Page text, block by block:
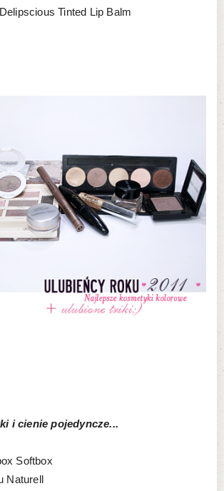
Tinted Lip Balm
i cienie pojedyncze...
Softbox
Naturell